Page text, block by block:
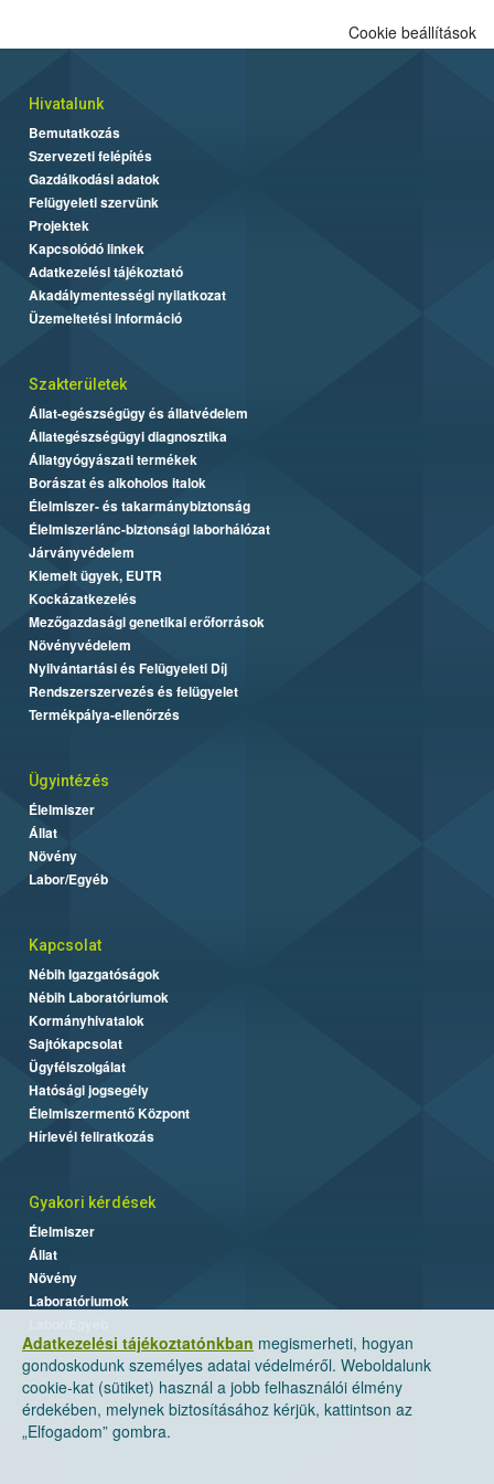
Adatkezelési tájékoztatónkban megismerheti, hogyan
gondoskodunk személyes adatai védelméről. Weboldalunk
cookie-kat (sütiket) használ a jobb felhasználói élmény
érdekében, melynek biztosításához kérjük, kattintson az
„Elfogadom” gombra.
Cookie beállítások
Hivatalunk
Bemutatkozás
Szervezeti felépítés
Gazdálkodási adatok
Felügyeleti szervünk
Projektek
Kapcsolódó linkek
Adatkezelési tájékoztató
Akadálymentességi nyilatkozat
Üzemeltetési információ
Szakterületek
Állat-egészségügy és állatvédelem
Állategészségügyi diagnosztika
Állatgyógyászati termékek
Borászat és alkoholos italok
Élelmiszer- és takarmánybiztonság
Élelmiszerlánc-biztonsági laborhálózat
Járványvédelem
Kiemelt ügyek, EUTR
Kockázatkezelés
Mezőgazdasági genetikai erőforrások
Növényvédelem
Nyilvántartási és Felügyeleti Díj
Rendszerszervezés és felügyelet
Termékpálya-ellenőrzés
Ügyintézés
Élelmiszer
Állat
Növény
Labor/Egyéb
Kapcsolat
Nébih Igazgatóságok
Nébih Laboratóriumok
Kormányhivatalok
Sajtókapcsolat
Ügyfélszolgálat
Hatósági jogsegély
Élelmiszermentő Központ
Hírlevél feliratkozás
Gyakori kérdések
Élelmiszer
Állat
Növény
Laboratóriumok